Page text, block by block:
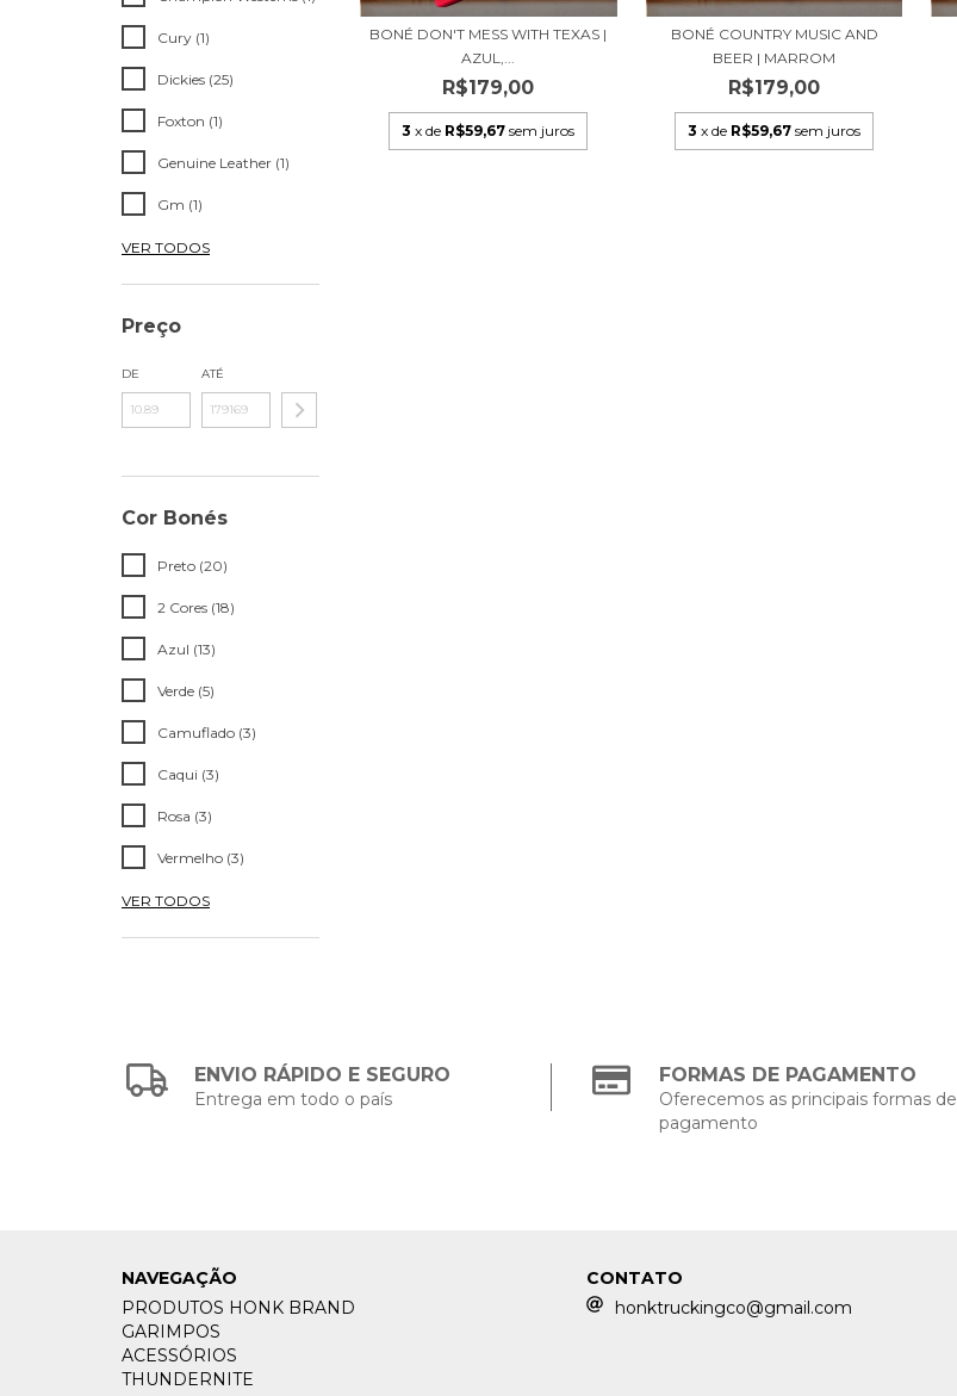
Cury (1)
Dickies (25)
Foxton (1)
Genuine Leather (1)
Gm (1)
VER TODOS
Preço
DE ATÉ
Cor Bonés
Preto (20)
2 Cores (18)
Azul (13)
Verde (5)
Camuflado (3)
Caqui (3)
Rosa (3)
Vermelho (3)
VER TODOS
BONÉ DON'T MESS WITH TEXAS |
AZUL,...
R$179,00
3 x de R$59,67 sem juros
BONÉ COUNTRY MUSIC AND
BEER | MARROM
R$179,00
3 x de R$59,67 sem juros
ENVIO RÁPIDO E SEGURO
Entrega em todo o país
FORMAS DE PAGAMENTO
Oferecemos as principais formas de
pagamento
NAVEGAÇÃO
PRODUTOS HONK BRAND
GARIMPOS
ACESSÓRIOS
THUNDERNITE
CONTATO
honktruckingco@gmail.com